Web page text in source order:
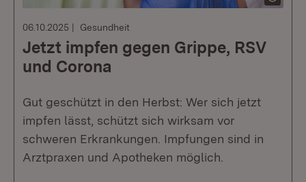
06.10.2025 Gesundheit
Jetzt impfen gegen Grippe, RSV
und Corona
Gut geschützt in den Herbst: Wer sich jetzt
impfen lässt, schützt sich wirksam vor
schweren Erkrankungen. Impfungen sind in
Arztpraxen und Apotheken möglich.